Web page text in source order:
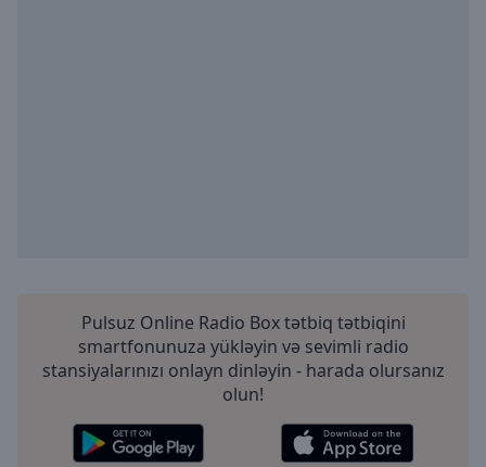
Pulsuz Online Radio Box tətbiq tətbiqini
smartfonunuza yükləyin və sevimli radio
stansiyalarınızı onlayn dinləyin - harada olursanız
olun!